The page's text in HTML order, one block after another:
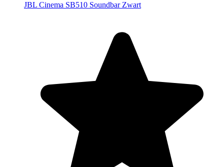
JBL Cinema SB510 Soundbar Zwart